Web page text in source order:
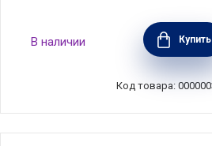
Кофеварка-пуровер
приготовления кофе 1,1
Craft, Великобритания,
В наличии Купить
Код товара: